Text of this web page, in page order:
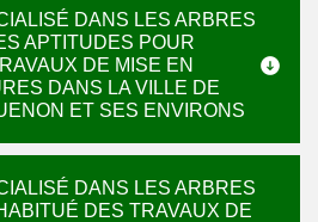
DANS LES ARBRES
APTITUDES POUR
DE MISE EN
DANS LA VILLE DE
ET SES ENVIRONS
DANS LES ARBRES
DES TRAVAUX DE